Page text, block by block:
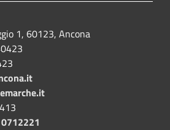
1, 60123, Ancona